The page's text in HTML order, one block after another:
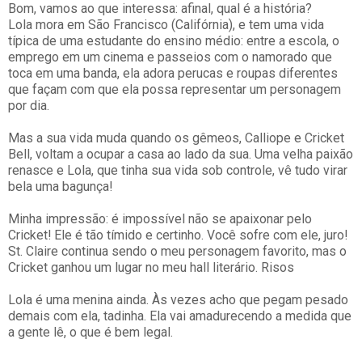
Bom, vamos ao que interessa: afinal, qual é a história?
Lola mora em São Francisco (Califórnia), e tem uma vida
típica de uma estudante do ensino médio: entre a escola, o
emprego em um cinema e passeios com o namorado que
toca em uma banda, ela adora perucas e roupas diferentes
que façam com que ela possa representar um personagem
por dia.
Mas a sua vida muda quando os gêmeos, Calliope e Cricket
Bell, voltam a ocupar a casa ao lado da sua. Uma velha paixão
renasce e Lola, que tinha sua vida sob controle, vê tudo virar
bela uma bagunça!
Minha impressão: é impossível não se apaixonar pelo
Cricket! Ele é tão tímido e certinho. Você sofre com ele, juro!
St. Claire continua sendo o meu personagem favorito, mas o
Cricket ganhou um lugar no meu hall literário. Risos
Lola é uma menina ainda. Às vezes acho que pegam pesado
demais com ela, tadinha. Ela vai amadurecendo a medida que
a gente lê, o que é bem legal.